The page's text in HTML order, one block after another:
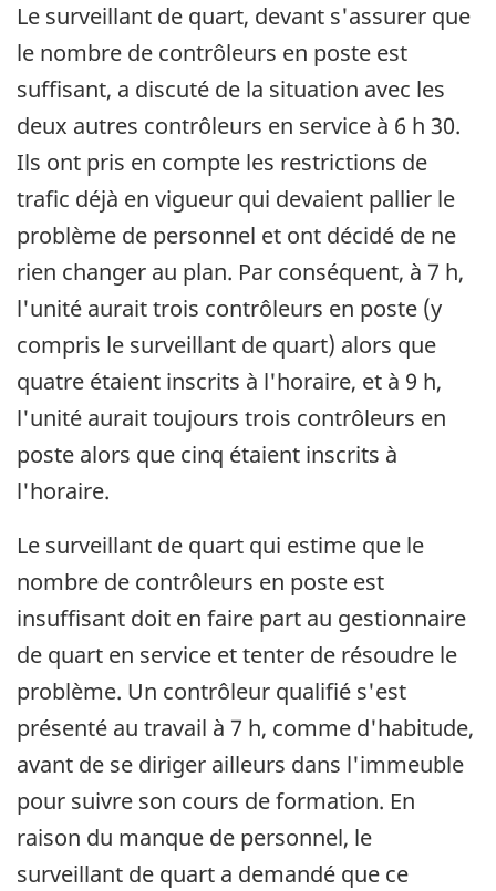
Le surveillant de quart, devant s'assurer que
le nombre de contrôleurs en poste est
suffisant, a discuté de la situation avec les
deux autres contrôleurs en service à 6 h 30.
Ils ont pris en compte les restrictions de
trafic déjà en vigueur qui devaient pallier le
problème de personnel et ont décidé de ne
rien changer au plan. Par conséquent, à 7 h,
l'unité aurait trois contrôleurs en poste (y
compris le surveillant de quart) alors que
quatre étaient inscrits à l'horaire, et à 9 h,
l'unité aurait toujours trois contrôleurs en
poste alors que cinq étaient inscrits à
l'horaire.
Le surveillant de quart qui estime que le
nombre de contrôleurs en poste est
insuffisant doit en faire part au gestionnaire
de quart en service et tenter de résoudre le
problème. Un contrôleur qualifié s'est
présenté au travail à 7 h, comme d'habitude,
avant de se diriger ailleurs dans l'immeuble
pour suivre son cours de formation. En
raison du manque de personnel, le
surveillant de quart a demandé que ce